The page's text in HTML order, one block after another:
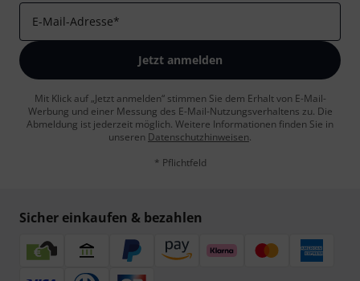
E-Mail-Adresse*
Jetzt anmelden
Mit Klick auf „Jetzt anmelden“ stimmen Sie dem Erhalt von E-Mail-
Werbung und einer Messung des E-Mail-Nutzungsverhaltens zu. Die
Abmeldung ist jederzeit möglich. Weitere Informationen finden Sie in
unseren Datenschutzhinweisen.
* Pflichtfeld
Sicher einkaufen & bezahlen